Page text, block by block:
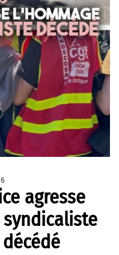
agresse
syndicaliste